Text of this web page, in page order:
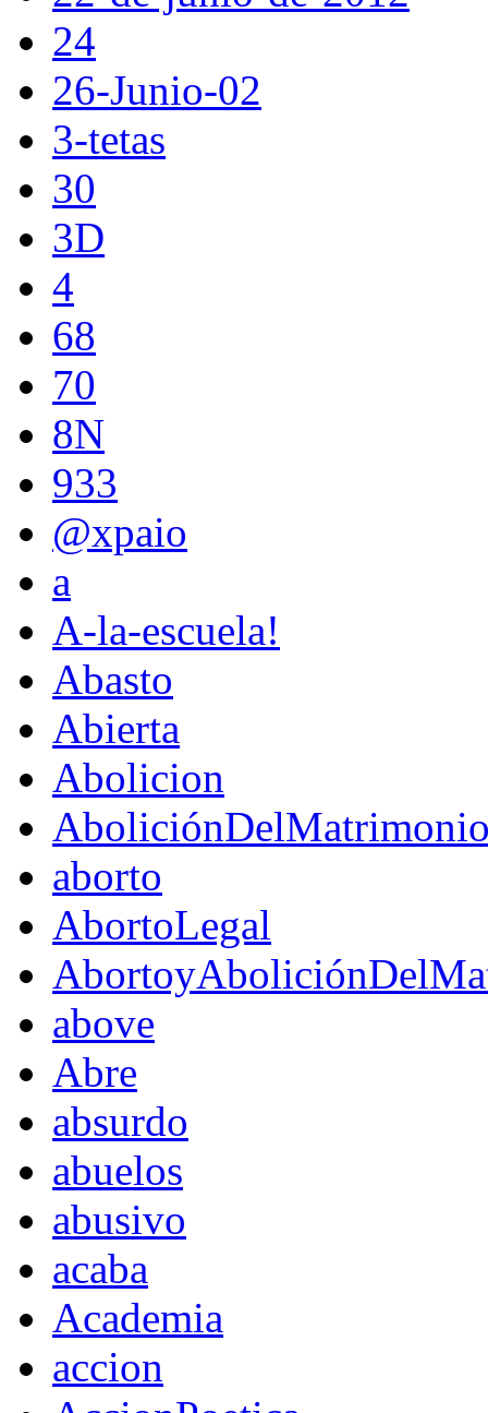
24
26-Junio-02
3-tetas
30
3D
4
68
70
8N
933
@xpaio
a
A-la-escuela!
Abasto
Abierta
Abolicion
aborto
AbortoLegal
above
Abre
absurdo
abuelos
abusivo
acaba
Academia
accion